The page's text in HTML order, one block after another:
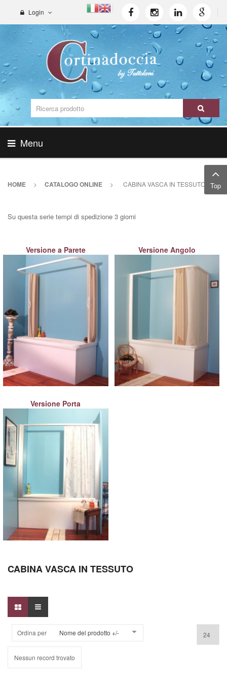
Login
Menu
HOME > CATALOGO ONLINE > CABINA VASCA IN TESSUTO
Su questa serie tempi di spedizione 3 giorni
Versione a Parete Versione Angolo
Versione Porta
CABINA VASCA IN TESSUTO
Ordina per Nome del prodotto +/-
Nessun record trovato
Top